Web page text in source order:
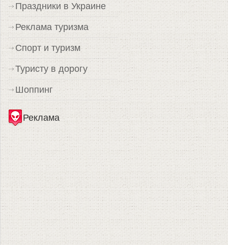
Праздники в Украине
Реклама туризма
Спорт и туризм
Туристу в дорогу
Шоппинг
Реклама